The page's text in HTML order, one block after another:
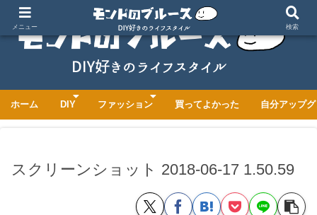
ホーム DIY ファッション 買ってよかった 自分アップ
スクリーンショット 2018-06-17 1.50.59
メニュー 検索